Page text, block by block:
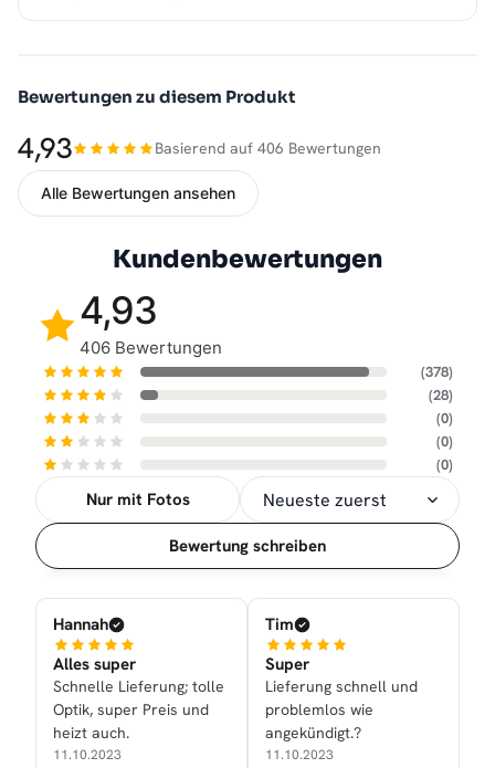
Bewertungen zu diesem Produkt
4,93 Basierend auf 406 Bewertungen
Alle Bewertungen ansehen
Kundenbewertungen
4,93
406 Bewertungen
(378)
(28)
(0)
(0)
(0)
Nur mit Fotos
Sortierung
Bewertung schreiben
Hannah
Alles super
Schnelle Lieferung; tolle
Optik, super Preis und
heizt auch.
11.10.2023
Tim
Super
Lieferung schnell und
problemlos wie
angekündigt.?
11.10.2023